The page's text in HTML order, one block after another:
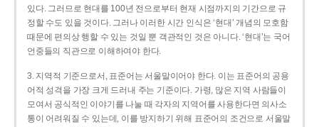
있다. 그러므로 현대를 100년 전으로부터 현재 시점까지의 기간으로 규
정할 수도 있을 것이다. 그러나 이러한 시간 인식은 ‘현대’ 개념의 모호함
때문에 편의상 행할 수 있는 것일 뿐 객관적인 것은 아니다. ‘현대’는 국어
언중들의 직관으로 이해하여야 한다.
3. 지역적 기준으로서, 표준어는 서울말이어야 한다. 이는 표준어의 공용
어적 성격을 가장 크게 드러내 주는 기준이다. 가령, 많은 지역 사람들이
모여서 공식적인 이야기를 나눌 때 각자의 지역어를 사용한다면 의사소
통이 어려워질 수 있는데, 이를 방지하기 위해 표준어의 조건으로 서울말